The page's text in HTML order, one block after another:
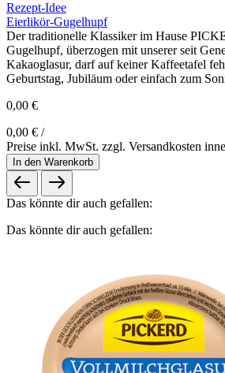
Rezept-Idee
Eierlikör-Gugelhupf
Der traditionelle Klassiker im Hause
Gugelhupf, überzogen mit unserer seit
Kakaoglasur, darf auf keiner Kaffeetafel
Geburtstag, Jubiläum oder einfach zum
0,00 €
0,00 € /
Preise inkl. MwSt. zzgl. Versandkosten
In den Warenkorb
Das könnte dir auch gefallen:
Das könnte dir auch gefallen: